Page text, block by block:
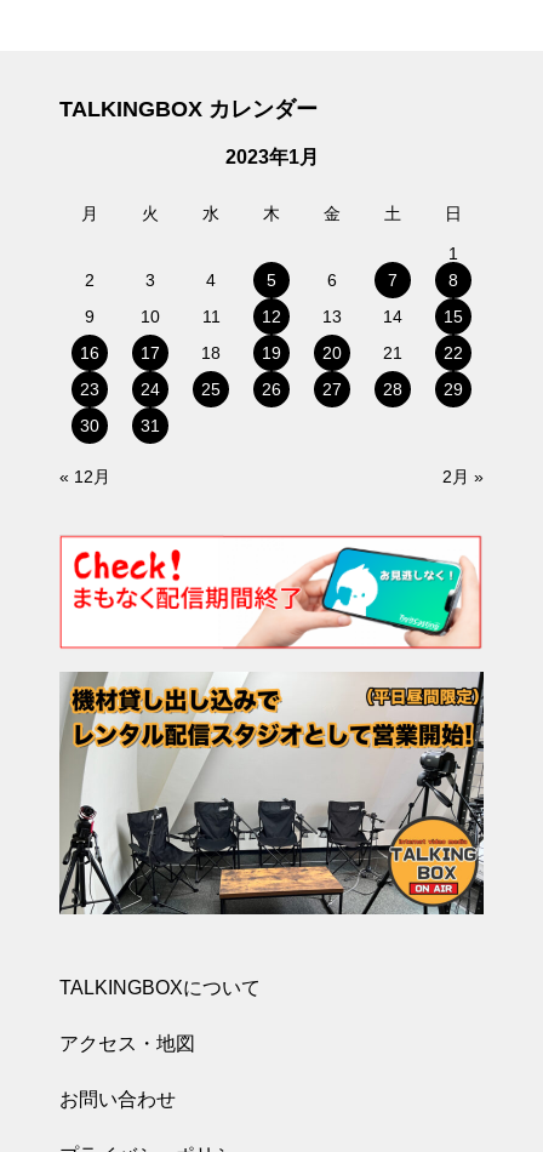
TALKINGBOX カレンダー
2023年1月
月 火 水 木 金 土 日
1
2
3 4 5 6 7
8
9
10 11 12 13 14
15
16
17 18 19 20 21
22
23
24 25 26 27 28
29
30
31
« 12月 2月 »
TALKINGBOXについて
アクセス・地図
お問い合わせ